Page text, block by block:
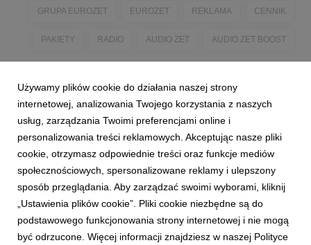
GRUPA EUROZET EUROZET REKLAMA CENNIK
PAKIETY RADIO AUDIO ZET AUDIO ZET BOOST
Używamy plików cookie do działania naszej strony
internetowej, analizowania Twojego korzystania z naszych
usług, zarządzania Twoimi preferencjami online i
personalizowania treści reklamowych. Akceptując nasze pliki
cookie, otrzymasz odpowiednie treści oraz funkcje mediów
społecznościowych, spersonalizowane reklamy i ulepszony
sposób przeglądania. Aby zarządzać swoimi wyborami, kliknij
„Ustawienia plików cookie”. Pliki cookie niezbędne są do
podstawowego funkcjonowania strony internetowej i nie mogą
być odrzucone. Więcej informacji znajdziesz w naszej Polityce